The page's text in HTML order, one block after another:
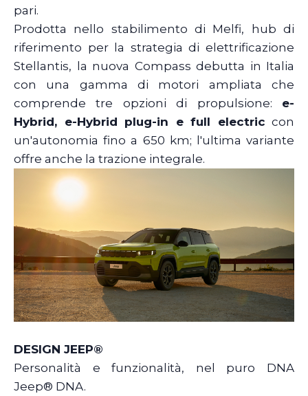
pari.
Prodotta nello stabilimento di Melfi, hub di
riferimento per la strategia di elettrificazione
Stellantis, la nuova Compass debutta in Italia
con una gamma di motori ampliata che
comprende tre opzioni di propulsione: e-
Hybrid, e-Hybrid plug-in e full electric con
un'autonomia fino a 650 km; l'ultima variante
offre anche la trazione integrale.
DESIGN JEEP®
Personalità e funzionalità, nel puro DNA
Jeep® DNA.